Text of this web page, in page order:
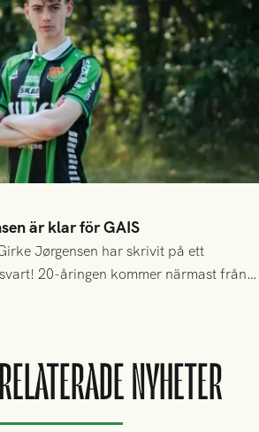
är klar för GAIS
Jørgensen har skrivit på ett
20-åringen kommer närmast från
NYHETER